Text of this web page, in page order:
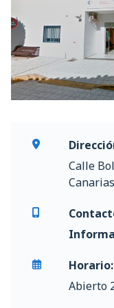
Calle
Canarias
Horario:
Abierto